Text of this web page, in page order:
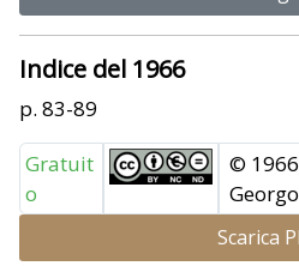
Indice del 1966
p. 83-89
Gratuit
o
©
Scarica